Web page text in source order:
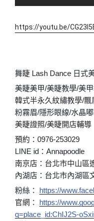
https://youtu.be/
舞睫 Lash Dance 日式
美睫美甲/美睫教學/美
韓式半永久紋繡教學/飄
粉霧眉/隱形眼線/水晶
美睫證照/美睫開店輔導
預約：0976-253029
LINE id：Annapoodle
南京店：台北市中山區
內湖店：台北市內湖區
粉絲： https://
官網： https://
q=place_id:ChIJ2S-